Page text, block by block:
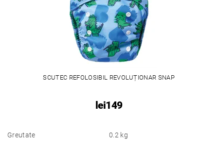
SCUTEC REFOLOSIBIL REVOLUȚIONAR SNAP
lei149
Greutate 0.2 kg